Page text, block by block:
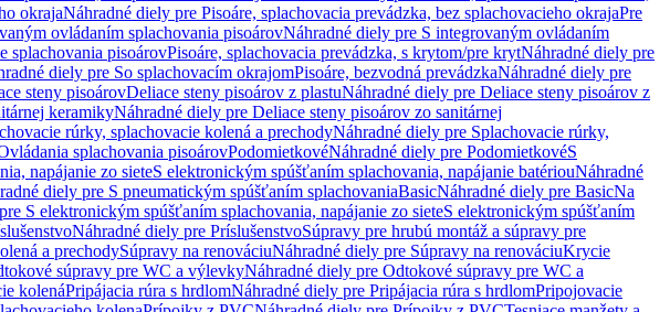
okrajaNáhradné diely pre Pisoáre, splachovacia prevádzka, bez splachovacieho okrajaPre
ovládaním splachovania pisoárovNáhradné diely pre S integrovaným ovládaním
splachovania pisoárovPisoáre, splachovacia prevádzka, s krytom/pre krytNáhradné diely pre
diely pre So splachovacím okrajomPisoáre, bezvodná prevádzkaNáhradné diely pre
steny pisoárovDeliace steny pisoárov z plastuNáhradné diely pre Deliace steny pisoárov z
keramikyNáhradné diely pre Deliace steny pisoárov zo sanitárnej
rúrky, splachovacie kolená a prechodyNáhradné diely pre Splachovacie rúrky,
splachovania pisoárovPodomietkovéNáhradné diely pre PodomietkovéS
napájanie zo sieteS elektronickým spúšťaním splachovania, napájanie batériouNáhradné
diely pre S pneumatickým spúšťaním splachovaniaBasicNáhradné diely pre BasicNa
S elektronickým spúšťaním splachovania, napájanie zo sieteS elektronickým spúšťaním
Náhradné diely pre PríslušenstvoSúpravy pre hrubú montáž a súpravy pre
a prechodySúpravy na renováciuNáhradné diely pre Súpravy na renováciuKrycie
súpravy pre WC a výlevkyNáhradné diely pre Odtokové súpravy pre WC a
kolenáPripájacia rúra s hrdlomNáhradné diely pre Pripájacia rúra s hrdlomPripojovacie